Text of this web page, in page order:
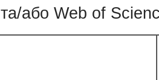
та/або Web of